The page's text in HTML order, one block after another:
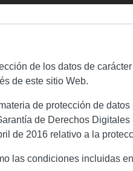
de los datos de
de este sitio Web.
de protección de
de Derechos
de 2016 relativo a la
las condiciones incluidas